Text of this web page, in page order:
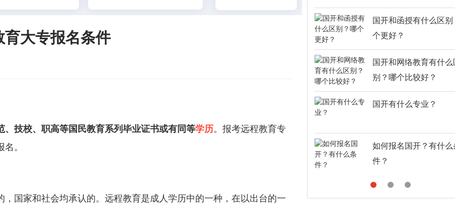
育大专报名条件
、技校、职高等国民教育系列毕业证书或有同等学历。报考远程教育专
。
国家和社会均承认的。远程教育是成人学历中的一种，在以出台的一
国开和函授有什么区别
个更好？
国开和网络教育有什么
别？哪个比较好？
国开有什么专业？
如何报名国开？有什么
件？